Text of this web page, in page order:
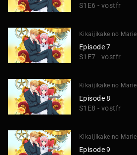
S1E6 - vostfr
Kikaijikake no Marie
Episode 7
S1E7 - vostfr
Kikaijikake no Marie
Episode 8
S1E8 - vostfr
Kikaijikake no Marie
Episode 9